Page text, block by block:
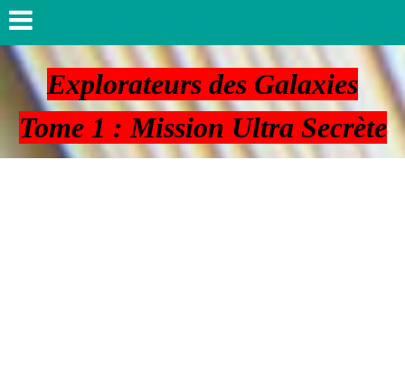
Explorateurs des Galaxies
Tome 1 : Mission Ultra Secrète